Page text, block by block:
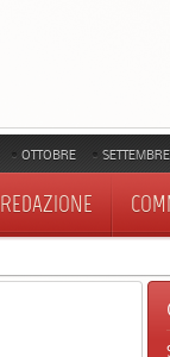
OTTOBRE SETTEMBRE
REDAZIONE